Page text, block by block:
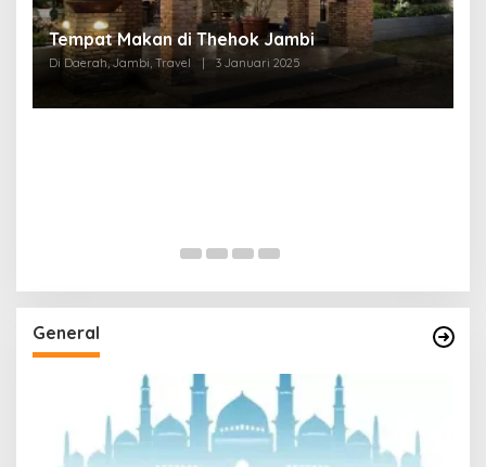
Tempat Makan di Thehok Jambi
Di Daerah, Jambi, Travel 3 Januari 2025
General